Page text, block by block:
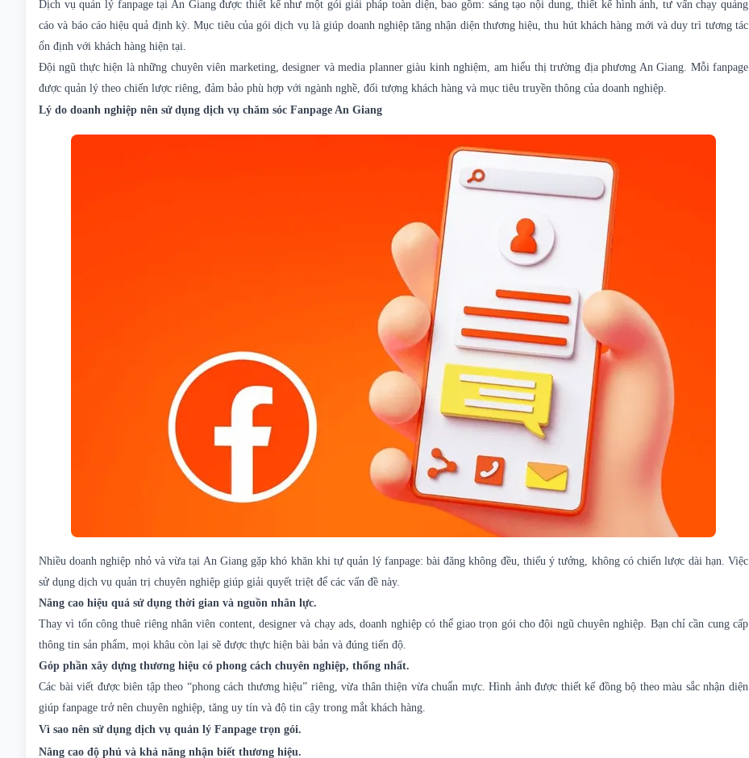
Dịch vụquản lý fanpagetại An Giang được thiết kế như một gói giải pháp toàn diện, bao gồm: sáng tạo nội dung, thiết kế hình ảnh, tư vấn chạy quảng
cáo và báo cáo hiệu quả định kỳ. Mục tiêu của gói dịch vụ là giúp doanh nghiệp tăng nhận diện thương hiệu, thu hút khách hàng mới và duy trì tương tác
ổn định với khách hàng hiện tại.
Đội ngũ thực hiện là những chuyên viên marketing, designer và media planner giàu kinh nghiệm, am hiểu thị trường địa phương An Giang. Mỗi fanpage
được quản lý theo chiến lược riêng, đảm bảo phù hợp với ngành nghề, đối tượng khách hàng và mục tiêu truyền thông của doanh nghiệp.
Lý do doanh nghiệp nên sử dụng dịch vụ chăm sóc Fanpage An Giang
Nhiều doanh nghiệp nhỏ và vừa tại An Giang gặp khó khăn khi tự quản lý fanpage: bài đăng không đều, thiếu ý tưởng, không có chiến lược dài hạn. Việc
sử dụng dịch vụ quản trị chuyên nghiệp giúp giải quyết triệt để các vấn đề này.
Nâng cao hiệu quả sử dụng thời gian và nguồn nhân lực.
Thay vì tốn công thuê riêng nhân viên content, designer và chạy ads, doanh nghiệp có thể giao trọn gói cho đội ngũ chuyên nghiệp. Bạn chỉ cần cung cấp
thông tin sản phẩm, mọi khâu còn lại sẽ được thực hiện bài bản và đúng tiến độ.
Góp phần xây dựng thương hiệu có phong cách chuyên nghiệp, thống nhất.
Các bài viết được biên tập theo “phong cách thương hiệu” riêng, vừa thân thiện vừa chuẩn mực. Hình ảnh được thiết kế đồng bộ theo màu sắc nhận diện
giúp fanpage trở nên chuyên nghiệp, tăng uy tín và độ tin cậy trong mắt khách hàng.
Vì sao nên sử dụng dịch vụ quản lý Fanpage trọn gói.
Nâng cao độ phủ và khả năng nhận biết thương hiệu.